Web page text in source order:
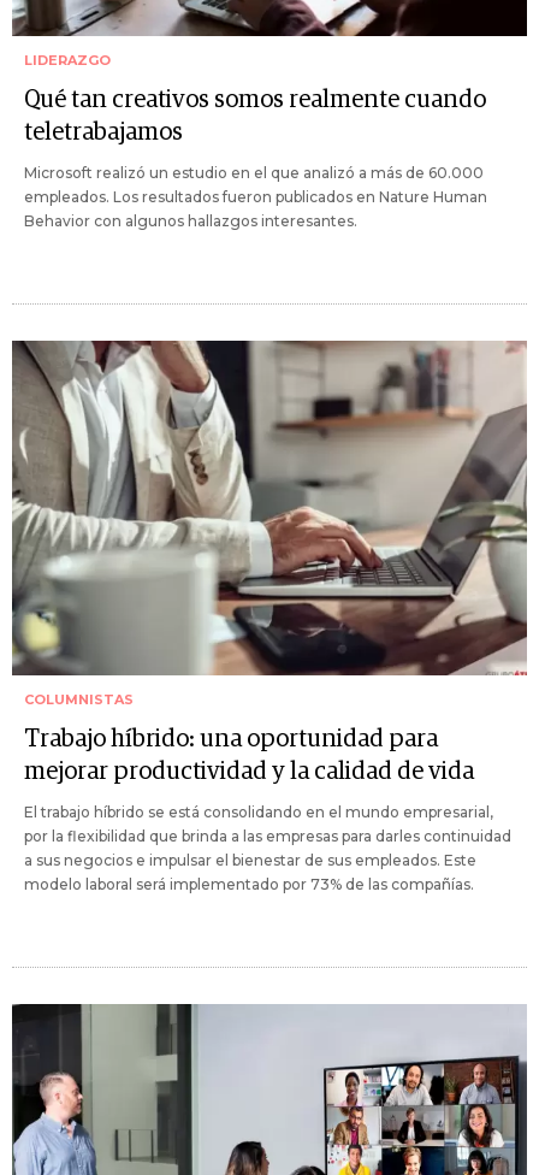
LIDERAZGO
Qué tan creativos somos realmente cuando
teletrabajamos
Microsoft realizó un estudio en el que analizó a más de 60.000
empleados. Los resultados fueron publicados en Nature Human
Behavior con algunos hallazgos interesantes.
COLUMNISTAS
Trabajo híbrido: una oportunidad para
mejorar productividad y la calidad de vida
El trabajo híbrido se está consolidando en el mundo empresarial,
por la flexibilidad que brinda a las empresas para darles continuidad
a sus negocios e impulsar el bienestar de sus empleados. Este
modelo laboral será implementado por 73% de las compañías.